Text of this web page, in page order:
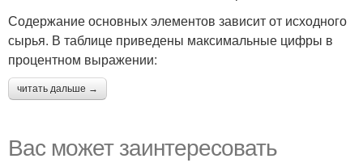
Содержание основных элементов зависит от исходного
сырья. В таблице приведены максимальные цифры в
процентном выражении:
читать дальше →
Вас может заинтересовать